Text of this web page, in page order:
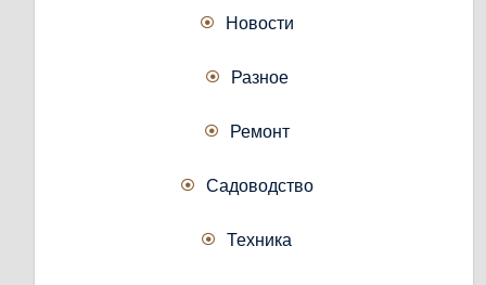
Новости
Разное
Ремонт
Садоводство
Техника